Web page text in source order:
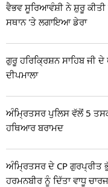
ਵੈਭਵ ਸੂਰਿਆਵੰਸ਼ੀ ਨੇ ਸ਼ੁਰੂ
ਸਥਾਨ 'ਤੇ ਲਗਾਇਆ ਡੇਰਾ
ਗੁਰੂ ਹਰਿਕ੍ਰਿਸ਼ਨ ਸਾਹਿਬ ਜੀ
ਦੀਪਮਾਲਾ
ਅੰਮ੍ਰਿਤਸਰ ਪੁਲਿਸ ਵੱਲੋਂ 5
ਹਥਿਆਰ ਬਰਾਮਦ
ਅੰਮ੍ਰਿਤਸਰ ਦੇ CP
ਹਰਮਨਬੀਰ ਨੂੰ ਦਿੱਤਾ ਵਾਧੂ ਚਾਰਜ